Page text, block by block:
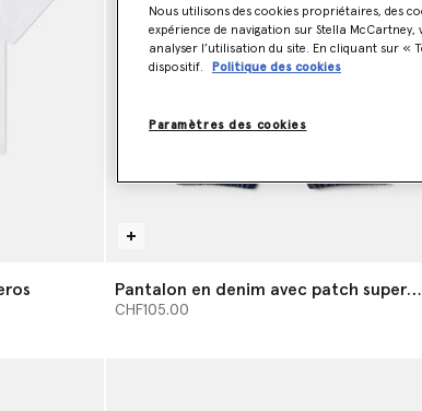
Pantalon en denim avec patch super
heros
CHF105.00
Nous utilisons des cookies propriétaires, des
expérience de navigation sur Stella
analyser l’utilisation du site. En cliquant sur «
dispositif.
Politique des cookies
Paramètres des cookies